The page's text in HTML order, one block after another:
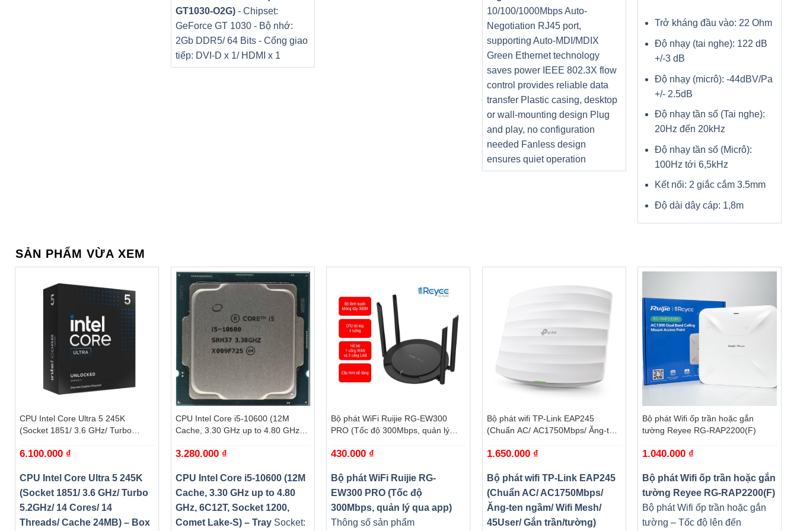
Video, Video & Audio
HDCVI input 4 MP, 1080p@25 fps, 1080p@30 fps, 720p@25 fps, 720p@30 fps
CVBS input
1-ch, BNC (1.0 Vp-p, 75 Ω), resolution: PAL: 704 × 576, NTSC: 704 × 480
HDMI/VGA output 1-ch, 1920 × 1080/60Hz, 1280 × 1024/60Hz, 1280 × 720/60Hz, 1024 × 768/60Hz, HDMI/VGA simultaneous output
Audio input
16-ch via coaxial cable
8-ch via coaxial cable
1-ch, RCA (Linear, 1 KΩ)
Two-way audio 1-ch, RCA (2.0 Vp-p, 1 KΩ) (using the first audio input)
Network
Remote connection 128
Network protocol TCP/IP, PPPoE, DHCP, Hik-Connect, DNS, DDNS, NTP, SADP, NFS, iSCSI, UPnP™, HTTPS, ONVIF
Network interface 1, RJ45 10/100/1000 Mbps self-adaptive Ethernet interface
GT1030-O2G)- Chipset:
GeForce GT 1030 - Bộ nhớ:
2Gb DDR5/ 64 Bits - Cổng giao
tiếp: DVI-D x 1/ HDMI x 1
10/100/1000Mbps Auto-
Negotiation RJ45 port,
supporting Auto-MDI/MDIX
Green Ethernet technology
saves power IEEE 802.3X flow
control provides reliable data
transfer Plastic casing, desktop
or wall-mounting design Plug
and play, no configuration
needed Fanless design
ensures quiet operation
Trở kháng đầu vào: 22 Ohm
Độ nhạy (tai nghe): 122 dB
+/-3 dB
Độ nhạy (micrô): -44dBV/Pa
+/- 2.5dB
Độ nhạy tần số (Tai nghe):
20Hz đến 20kHz
Độ nhạy tần số (Micrô):
100Hz tới 6,5kHz
Kết nối: 2 giắc cắm 3.5mm
Độ dài dây cáp: 1,8m
SẢN PHẨM VỪA XEM
CPU Intel Core Ultra 5 245K
(Socket 1851/ 3.6 GHz/ Turbo
Cache 24MB) – Box
6.100.000 ₫
CPU Intel Core Ultra 5 245K
(Socket 1851/ 3.6 GHz/ Turbo
5.2GHz/ 14 Cores/ 14
Threads/ Cache 24MB) – Box
+
CPU Intel Core i5-10600 (12M
Cache, 3.30 GHz up to 4.80 GHz,
S) – Tray
3.280.000 ₫
CPU Intel Core i5-10600 (12M
Cache, 3.30 GHz up to 4.80
GHz, 6C12T, Socket 1200,
Comet Lake-S) – Tray Socket:
Bộ phát WiFi Ruijie RG-EW300
PRO (Tốc độ 300Mbps, quản lý
430.000 ₫
Bộ phát WiFi Ruijie RG-
EW300 PRO (Tốc độ
300Mbps, quản lý qua app)
Thông số sản phẩm
Bộ phát wifi TP-Link EAP245
(Chuẩn AC/ AC1750Mbps/ Ăng-ten
trần/tường)
1.650.000 ₫
Bộ phát wifi TP-Link EAP245
(Chuẩn AC/ AC1750Mbps/
Ăng-ten ngầm/ Wifi Mesh/
45User/ Gắn trần/tường)
Bộ phát Wifi ốp trần hoặc gắn
tường Reyee RG-RAP2200(F)
1.040.000 ₫
Bộ phát Wifi ốp trần hoặc gắn
tường Reyee RG-RAP2200(F)
Bộ phát Wifi ốp trần hoặc gắn
tường – Tốc độ lên đến